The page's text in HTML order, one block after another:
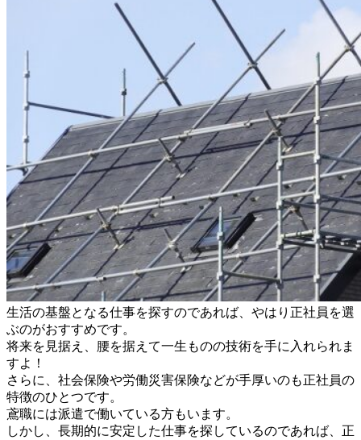
生活の基盤となる仕事を探すのであれば、やはり正社員を選
ぶのがおすすめです。
将来を見据え、腰を据えて一生ものの技術を手に入れられま
すよ！
さらに、社会保険や労働災害保険などが手厚いのも正社員の
特徴のひとつです。
鳶職には派遣で働いている方もいます。
しかし、長期的に安定した仕事を探しているのであれば、正